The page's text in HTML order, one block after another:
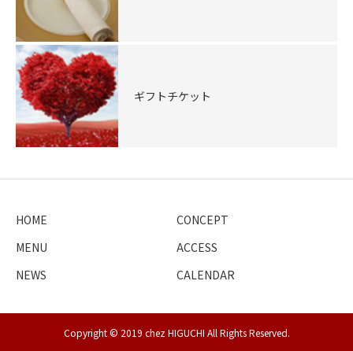
ギフトチケット
HOME
CONCEPT
MENU
ACCESS
NEWS
CALENDAR
Copyright © 2019 chez HIGUCHI All Rights Reserved.